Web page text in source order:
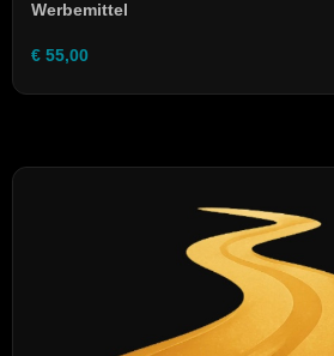
Werbemittel
€ 55,00